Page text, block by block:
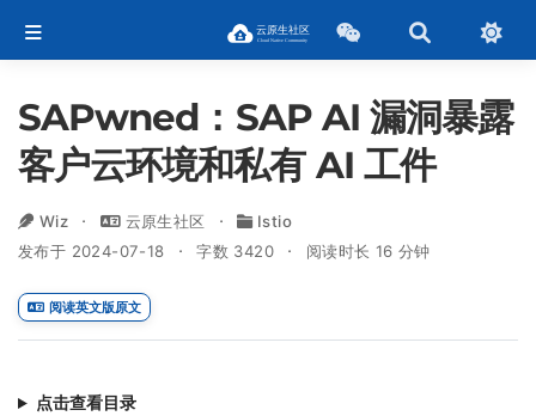
SAPwned：SAP AI 漏洞暴露
客户云环境和私有 AI 工件
Wiz 云原生社区
Istio
发布于 2024-07-18
字数 3420 阅读时长 16 分钟
阅读英文版原文
点击查看目录